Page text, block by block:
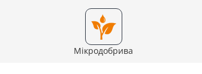
Мікродобрива